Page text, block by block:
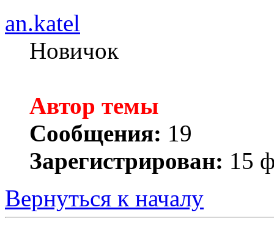
an.katel
Новичок
Автор темы
Сообщения: 19
Зарегистрирован: 15
Вернуться к началу